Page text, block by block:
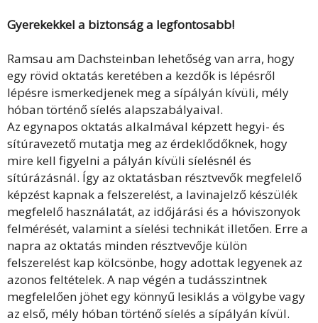
Gyerekekkel a biztonság a legfontosabb!
Ramsau am Dachsteinban lehetőség van arra, hogy
egy rövid oktatás keretében a kezdők is lépésről
lépésre ismerkedjenek meg a sípályán kívüli, mély
hóban történő síelés alapszabályaival.
Az egynapos oktatás alkalmával képzett hegyi- és
sítúravezető mutatja meg az érdeklődőknek, hogy
mire kell figyelni a pályán kívüli síelésnél és
sítúrázásnál. Így az oktatásban résztvevők megfelelő
képzést kapnak a felszerelést, a lavinajelző készülék
megfelelő használatát, az időjárási és a hóviszonyok
felmérését, valamint a síelési technikát illetően. Erre a
napra az oktatás minden résztvevője külön
felszerelést kap kölcsönbe, hogy adottak legyenek az
azonos feltételek. A nap végén a tudásszintnek
megfelelően jöhet egy könnyű lesiklás a völgybe vagy
az első, mély hóban történő síelés a sípályán kívül.